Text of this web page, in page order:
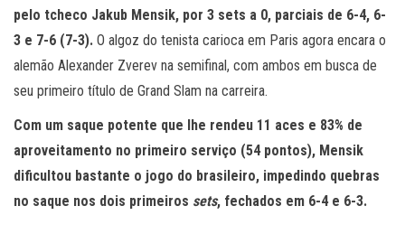
pelo tcheco Jakub Mensik, por 3 sets a 0, parciais de 6-4, 6-
3 e 7-6 (7-3). O algoz do tenista carioca em Paris agora encara o
alemão Alexander Zverev na semifinal, com ambos em busca de
seu primeiro título de Grand Slam na carreira.
Com um saque potente que lhe rendeu 11 aces e 83% de
aproveitamento no primeiro serviço (54 pontos), Mensik
dificultou bastante o jogo do brasileiro, impedindo quebras
no saque nos dois primeiros sets, fechados em 6-4 e 6-3.